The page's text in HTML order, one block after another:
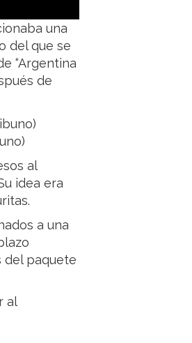
una
del que se
“Argentina
de
al
idea era
a una
del paquete
al